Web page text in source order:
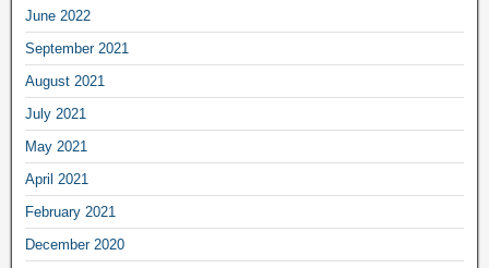
June 2022
September 2021
August 2021
July 2021
May 2021
April 2021
February 2021
December 2020